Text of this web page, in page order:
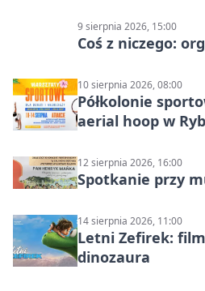
9 sierpnia 2026, 15:00
Coś z niczego:
10 sierpnia 2026, 08:00
Półkolonie
aerial hoop w
12 sierpnia 2026, 16:00
Spotkanie przy
14 sierpnia 2026, 11:00
Letni Zefirek:
dinozaura